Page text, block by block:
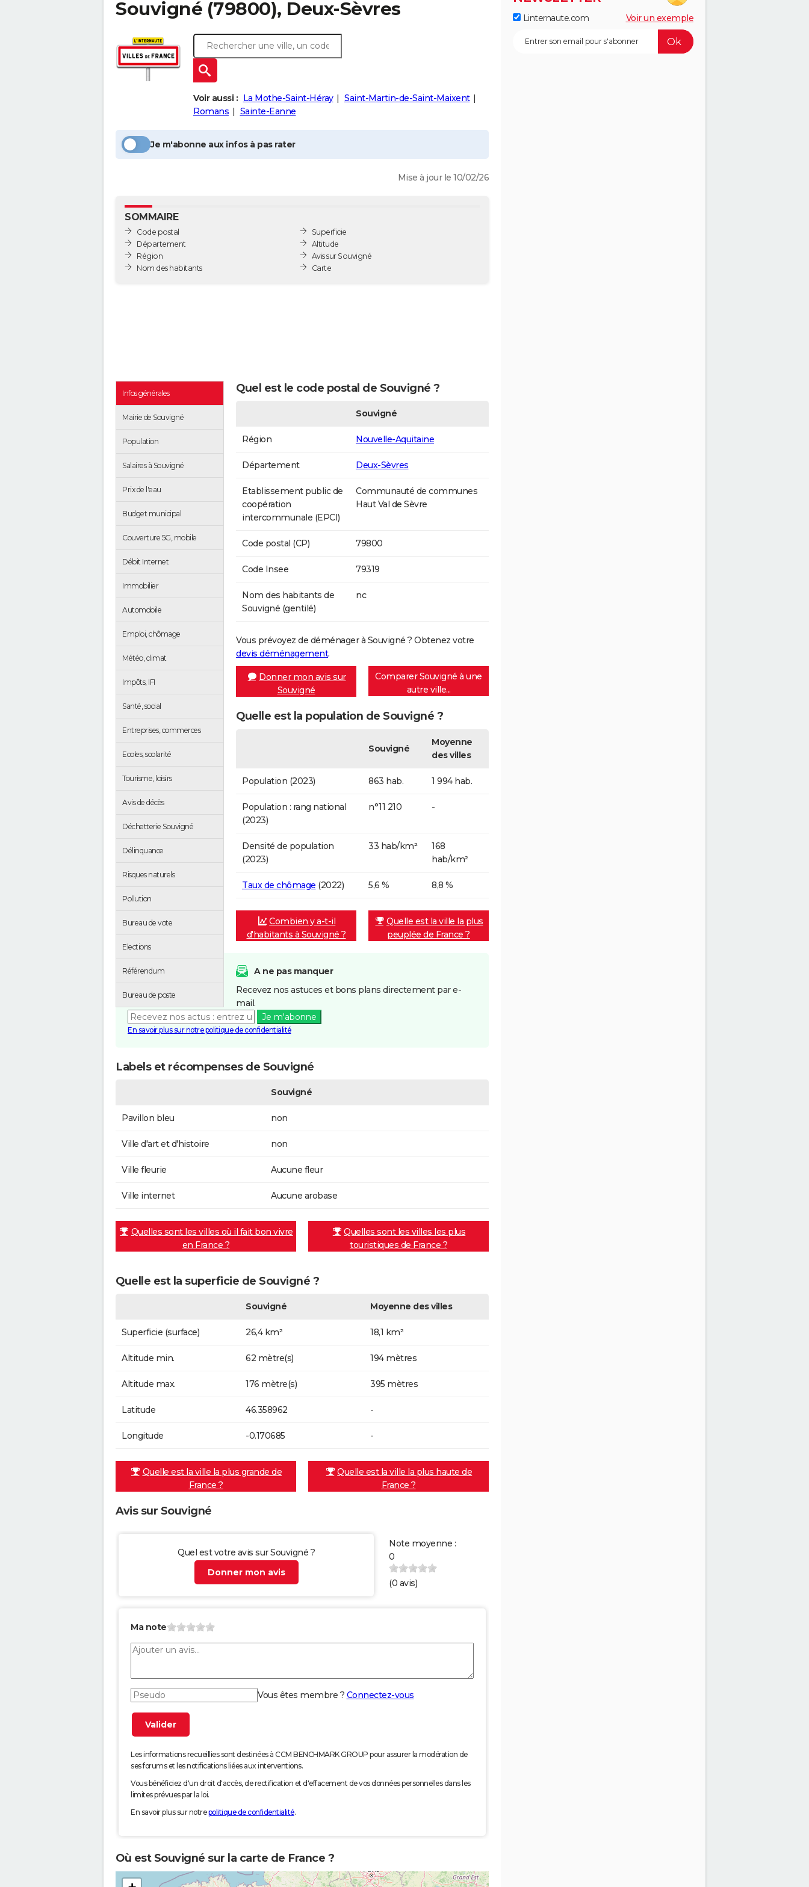
Souvigné (79800), Deux-Sèvres
Voir aussi : La Mothe-Saint-Héray
Saint-Martin-de-Saint-Maixent
Romans
Sainte-Eanne
Je m'abonne aux infos à pas rater
Mise à jour le 10/02/26
SOMMAIRE
Code postal
Département
Région
Nom des habitants
Superficie
Altitude
Avis sur Souvigné
Carte
Infos générales
Mairie de Souvigné
Population
Salaires à Souvigné
Prix de l'eau
Budget municipal
Couverture 5G, mobile
Débit Internet
Immobilier
Automobile
Emploi, chômage
Météo, climat
Impôts, IFI
Santé, social
Entreprises, commerces
Ecoles, scolarité
Tourisme, loisirs
Avis de décès
Déchetterie Souvigné
Délinquance
Risques naturels
Pollution
Bureau de vote
Elections
Référendum
Bureau de poste
Quel est le code postal de Souvigné ?
Souvigné
Région Nouvelle-Aquitaine
Département Deux-Sèvres
Etablissement public de
coopération
intercommunale (EPCI)
Communauté de communes
Haut Val de Sèvre
Code postal (CP) 79800
Code Insee 79319
Nom des habitants de
Souvigné (gentilé)
nc
Vous prévoyez de déménager à Souvigné ? Obtenez votre
devis déménagement.
Donner mon avis sur
Souvigné
Comparer Souvigné à une
autre ville...
Quelle est la population de Souvigné ?
Souvigné
Moyenne
des villes
Population (2023) 863 hab. 1 994 hab.
Population : rang national
(2023)
n°11 210 -
Densité de population
(2023)
33 hab/km²
168
hab/km²
Taux de chômage (2022) 5,6 % 8,8 %
Combien y a-t-il
d'habitants à Souvigné ?
Quelle est la ville la plus
peuplée de France ?
A ne pas manquer
Recevez nos astuces et bons plans directement par e-
mail.
Je m'abonne
En savoir plus sur notre politique de confidentialité
Labels et récompenses de Souvigné
Souvigné
Pavillon bleu non
Ville d'art et d'histoire non
Ville fleurie Aucune fleur
Ville internet Aucune arobase
Quelles sont les villes où il fait bon vivre
en France ?
Quelles sont les villes les plus
touristiques de France ?
Quelle est la superficie de Souvigné ?
Souvigné Moyenne des villes
Superficie (surface) 26,4 km² 18,1 km²
Altitude min. 62 mètre(s) 194 mètres
Altitude max. 176 mètre(s) 395 mètres
Latitude 46.358962 -
Longitude -0.170685 -
Quelle est la ville la plus grande de
France ?
Quelle est la ville la plus haute de
France ?
Avis sur Souvigné
Quel est votre avis sur Souvigné ?
Donner mon avis
Note moyenne :
0
(0 avis)
Ma note
Vous êtes membre ? Connectez-vous
Les informations recueillies sont destinées à CCM BENCHMARK GROUP pour assurer la modération de
ses forums et les notifications liées aux interventions.
Vous bénéficiez d'un droit d'accès, de rectification et d'effacement de vos données personnelles dans les
limites prévues par la loi.
En savoir plus sur notrepolitique de confidentialité.
Où est Souvigné sur la carte de France ?
Linternaute.com Voir un exemple